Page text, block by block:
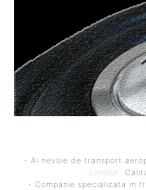
- Ai nevoie de transport
London.
- Companie specializata in